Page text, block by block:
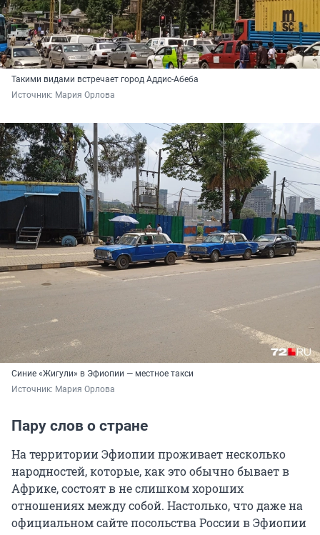
Такими видами встречает город Аддис-Абеба
Источник: Мария Орлова
Синие «Жигули» в Эфиопии — местное такси
Источник: Мария Орлова
Пару слов о стране
На территории Эфиопии проживает несколько
народностей, которые, как это обычно бывает в
Африке, состоят в не слишком хороших
отношениях между собой. Настолько, что даже на
официальном сайте посольства России в Эфиопии